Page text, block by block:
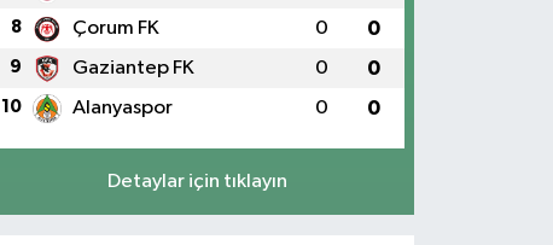
8 Çorum FK 0 0
9 Gaziantep FK 0 0
10 Alanyaspor 0 0
Detaylar için tıklayın